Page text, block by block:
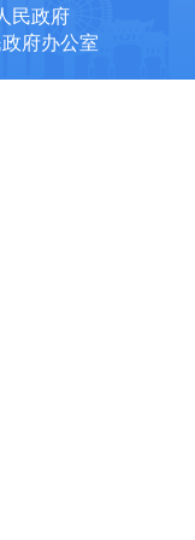
民政府
府办公室